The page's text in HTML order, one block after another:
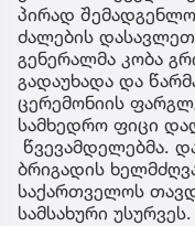
პირად
ძალების
გენერალმა კობა
გადაუხადა და
ცერემონიის
სამხედრო ფიცი
წვევამდელებმა.
ბრიგადის
საქართველოს
სამსახური უსურვეს.